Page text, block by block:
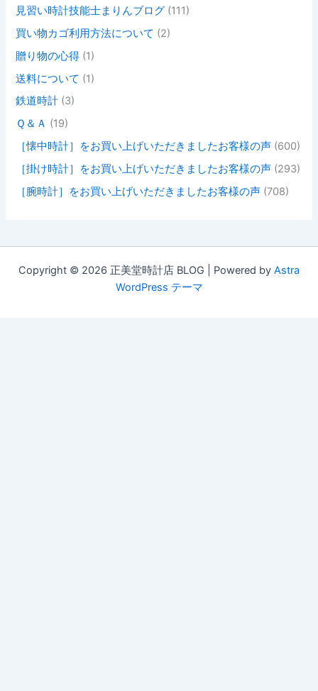
見習い時計技能士まりんブログ (111)
買い物カゴ利用方法について (2)
贈り物の心得 (1)
送料について (1)
鉄道時計 (3)
Ｑ＆Ａ (19)
［懐中時計］をお買い上げいただきましたお客様の声 (600)
［掛け時計］をお買い上げいただきましたお客様の声 (293)
［腕時計］をお買い上げいただきましたお客様の声 (708)
Copyright © 2026 正美堂時計店 BLOG | Powered by Astra
WordPress テーマ